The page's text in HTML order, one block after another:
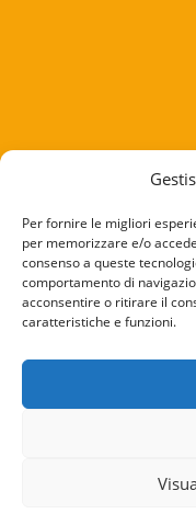
Per fornire le migliori
per memorizzare e/o
consenso a queste
comportamento di
acconsentire o ritirare il
caratteristiche e funzioni.